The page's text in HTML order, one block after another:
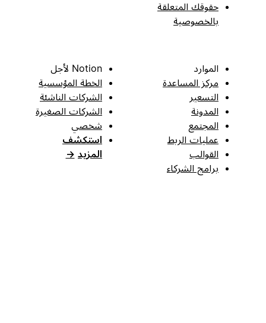
حقوقك المتعلقة
بالخصوصية
الموارد
مركز المساعدة
التسعير
المدونة
المجتمع
عمليات الربط
القوالب
برامج الشركاء
Notion لأجل
الخطة المؤسسية
الشركات الناشئة
الشركات الصغيرة
شخصي
استكشف
المزيد →